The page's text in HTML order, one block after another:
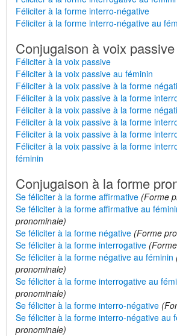
Féliciter à la forme interro-négative
Féliciter à la forme interro-négative au
Conjugaison à voix passive
Féliciter à la voix passive
Féliciter à la voix passive au féminin
Féliciter à la voix passive à la forme
Féliciter à la voix passive à la forme
Féliciter à la voix passive à la forme
Féliciter à la voix passive à la forme
Féliciter à la voix passive à la forme
Féliciter à la voix passive à la forme
féminin
Conjugaison à la forme
Se féliciter à la forme affirmative (Forme
Se féliciter à la forme affirmative au
pronominale)
Se féliciter à la forme négative (Forme
Se féliciter à la forme interrogative
Se féliciter à la forme négative au féminin
pronominale)
Se féliciter à la forme interrogative au
pronominale)
Se féliciter à la forme interro-négative
Se féliciter à la forme interro-négative au
pronominale)